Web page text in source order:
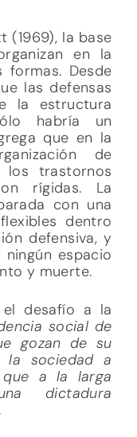
(1969), la base
en la
formas. Desde
las defensas
la estructura
habría un
que en la
de
los trastornos
rígidas. La
con una
dentro
defensiva, y
espacio
y muerte.
desafío a la
social de
gozan de su
la sociedad a
a la larga
dictadura